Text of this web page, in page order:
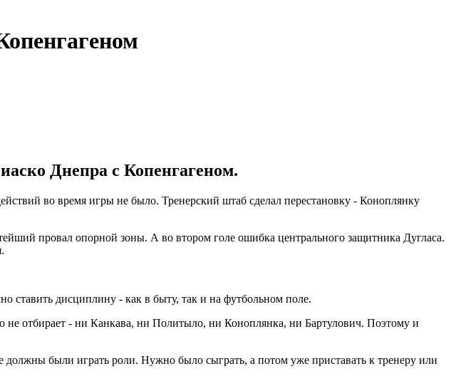
Днепра с Копенгагеном.
во время игры не было. Тренерский штаб сделал перестановку - Коноплянку
провал опорной зоны. А во втором голе ошибка центрального защитника Дугласа.
ставить дисциплину - как в быту, так и на футбольном поле.
не отбирает - ни Канкава, ни Политыло, ни Коноплянка, ни Бартулович. Поэтому и
должны были играть роли. Нужно было сыграть, а потом уже приставать к тренеру или